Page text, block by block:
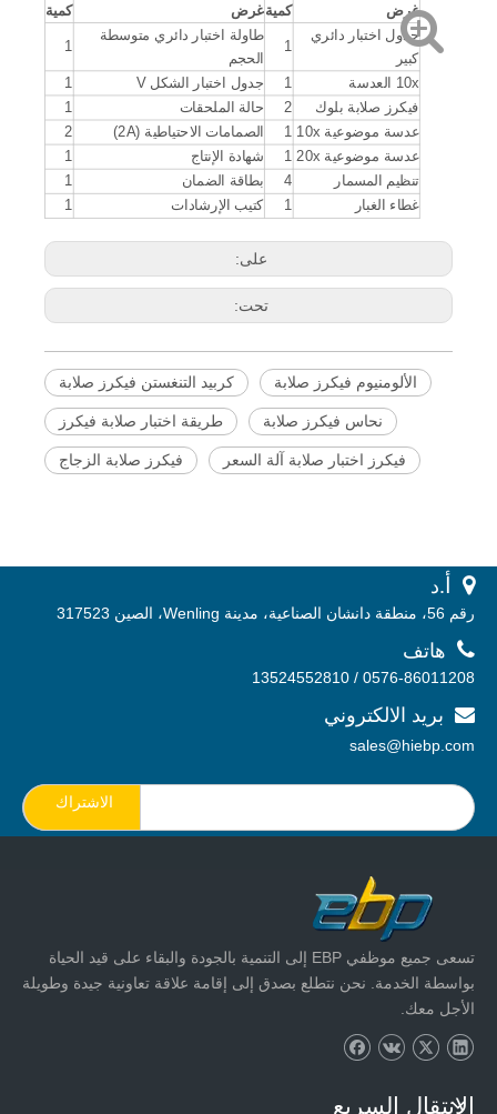
غرض كميةغرض كمية
جدول اختبار دائري
كبير
1
طاولة اختبار دائري متوسطة
الحجم
1
10x العدسة 1 جدول اختبار الشكل V
1
فيكرز صلابة بلوك
2 حالة الملحقات
1
عدسة موضوعية 10x
1 الصمامات الاحتياطية (2A)
2
عدسة موضوعية 20x
1 شهادة الإنتاج
1
تنظيم المسمار
4 بطاقة الضمان 1
غطاء الغبار 1 كتيب الإرشادات 1
على:
تحت:
كربيد التنغستن فيكرز صلابة الألومنيوم فيكرز صلابة
طريقة اختبار صلابة فيكرز نحاس فيكرز صلابة
فيكرز صلابة الزجاج فيكرز اختبار صلابة آلة السعر
 أ. د
رقم 56، منطقة دانشان الصناعية، مدينة Wenling، الصين 317523
 هاتف
0576-86011208 / 13524552810
 بريد الالكتروني
sales@hiebp.com
الاشتراك
تسعى جميع موظفي EBP إلى التنمية بالجودة والبقاء على قيد الحياة
بواسطة الخدمة. نحن نتطلع بصدق إلى إقامة علاقة تعاونية جيدة وطويلة
الأجل معك.
الإنتقال السريع